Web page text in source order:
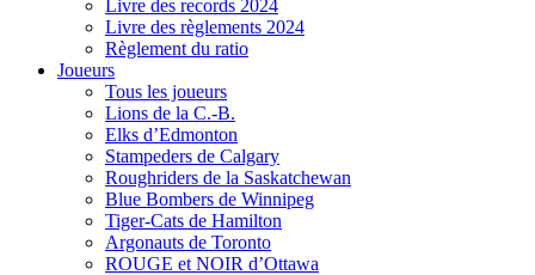
Livre des records 2024
Livre des règlements 2024
Règlement du ratio
Joueurs
Tous les joueurs
Lions de la C.-B.
Elks d’Edmonton
Stampeders de Calgary
Roughriders de la Saskatchewan
Blue Bombers de Winnipeg
Tiger-Cats de Hamilton
Argonauts de Toronto
ROUGE et NOIR d’Ottawa